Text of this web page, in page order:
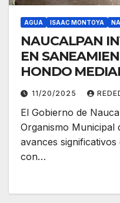
AGUA ISAAC MONTOYA
NAUCALPAN
EN
HONDO
COOPERACIÓN
PAÍSES BAJOS
11/20/2025
El Gobierno de
Organismo Municipal
avances
con…